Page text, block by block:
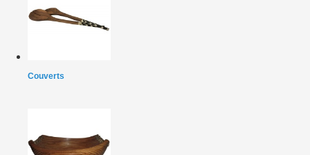
Couverts